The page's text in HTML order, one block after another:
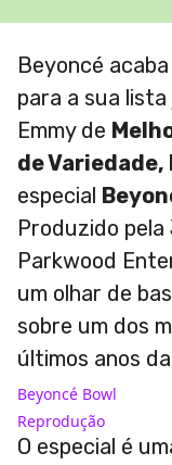
Beyoncé
para a sua
Emmy de
de Variedade,
especial
Produzido
Parkwood
um olhar de
sobre um dos
últimos anos
Beyoncé Bowl
Reprodução
O especial é